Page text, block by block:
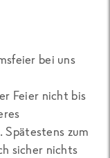
bei uns
Feier nicht bis
zum
sicher nichts